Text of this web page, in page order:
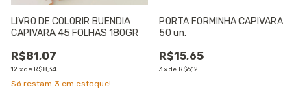
LIVRO DE COLORIR BUENDIA
CAPIVARA 45 FOLHAS 180GR
R$81,07
12xde R$8,34
Só restam 3 em estoque!
PORTA FORMINHA CAPIVARA
50 un.
R$15,65
3xde R$6,12